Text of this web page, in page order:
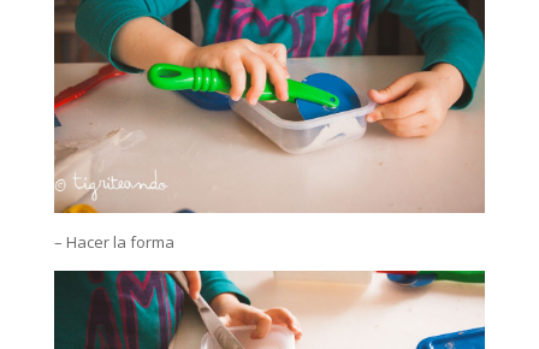
– Hacer la forma